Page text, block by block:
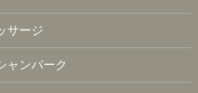
サージ
ャンパーク